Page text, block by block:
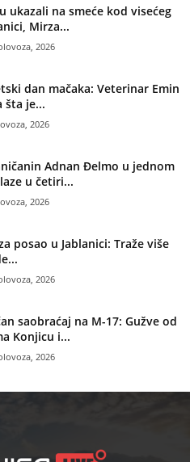
ukazali na smeće kod visećeg
Mirza...
2026
dan mačaka: Veterinar Emin
šta je...
2026
Adnan Đelmo u jednom
u četiri...
2026
posao u Jablanici: Traže više
2026
saobraćaj na M-17: Gužve od
Konjicu i...
2026